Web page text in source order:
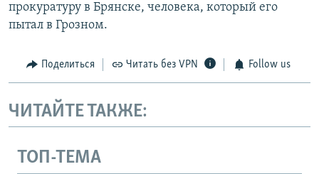
прокуратуру в Брянске, человека, который его
пытал в Грозном.
Поделиться Читать без VPN Follow us
ЧИТАЙТЕ ТАКЖЕ:
ТОП-ТЕМА